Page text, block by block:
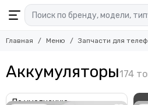
Главная Меню Запчасти для
Аккумуляторы